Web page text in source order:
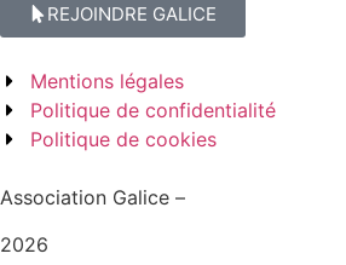
REJOINDRE GALICE
Mentions légales
Politique de confidentialité
Politique de cookies
Association Galice –
2026